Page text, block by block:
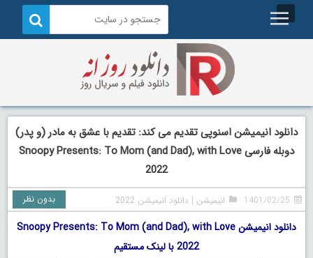
دانلود انیمیشن اسنوپی تقدیم می کند: تقدیم با عشق به مادر (و پدر)
دوبله فارسی Snoopy Presents: To Mom (and Dad), with Love
2022
1401/02/25 انیمیشن | دانلود انیمیشن 2022 بدون نظر
دانلود انیمیشن Snoopy Presents: To Mom (and Dad), with Love
2022 با لینک مستقیم